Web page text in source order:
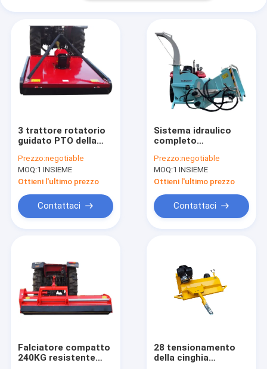
3 trattore rotatorio
guidato PTO della
giardino di
decespugliatore del
legame del punto
Prezzo:negotiable
MOQ:1 INSIEME
Ottieni l'ultimo prezzo
Contattaci
Sistema idraulico
completo
dello sfibratore
determinato PTO di
capacità di legno
10inch
Prezzo:negotiable
MOQ:1 INSIEME
Ottieni l'ultimo prezzo
Contattaci
Falciatore compatto
240KG resistente
28 tensionamento
della cinghia